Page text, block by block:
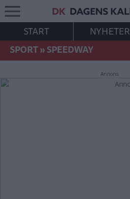
START NYHETER
SPORT»SPEEDWAY
Annons: